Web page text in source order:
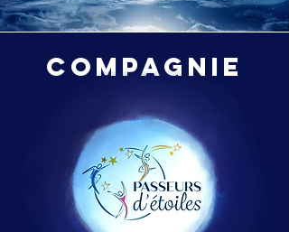
COMPAGNIE